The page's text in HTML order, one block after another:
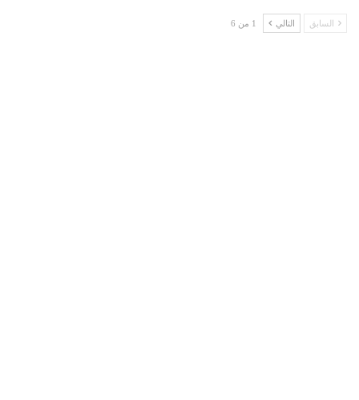
السابق التالي 1 من 6